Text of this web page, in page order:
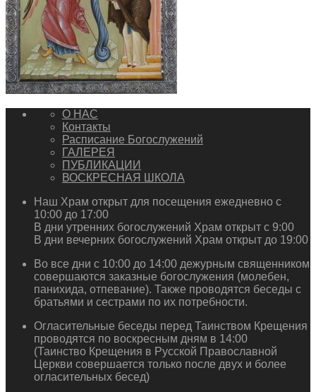
О НАС
Контакты
Расписание Богослужений
ГАЛЕРЕЯ
ПУБЛИКАЦИИ
ВОСКРЕСНАЯ ШКОЛА
Наш Храм открыт для посещения ежедневно с
10:00 до 17:00
В дни утренних богослужений Храм открыт с 9:00
В дни вечерних богослужений Храм открыт до 19:00
Во все дни с 10:00 до 14:00 дежурным священником
совершаются заказные богослужения (молебен,
панихида, отпевание). Также проводятся беседы с
братьями и сестрами по их потребности.
Огласительные беседы перед Таинством Крещения
проводятся по воскресным дням в 14:00
(Таинство Крещения в Русской Православной
Церкви совершается только после двух и более
огласительных бесед)